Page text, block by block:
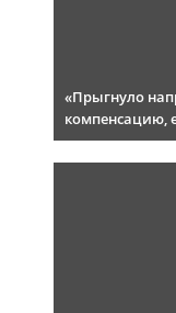
«Прыгнуло
компенсацию,